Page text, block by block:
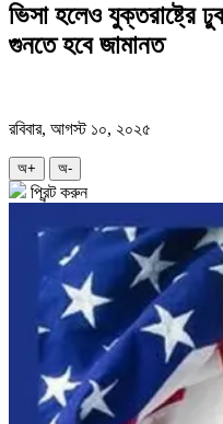
ভিসা হলেও যুক্তরাষ্ট্রে
গুনতে হবে জামানত
রবিবার, আগস্ট ১০, ২০২৫
অ+ অ-
প্রিন্ট করুন